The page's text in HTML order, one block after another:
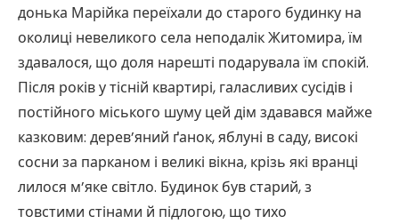
донька Марійка переїхали до старого будинку на
околиці невеликого села неподалік Житомира, їм
здавалося, що доля нарешті подарувала їм спокій.
Після років у тісній квартирі, галасливих сусідів і
постійного міського шуму цей дім здавався майже
казковим: дерев’яний ґанок, яблуні в саду, високі
сосни за парканом і великі вікна, крізь які вранці
лилося м’яке світло. Будинок був старий, з
товстими стінами й підлогою, що тихо